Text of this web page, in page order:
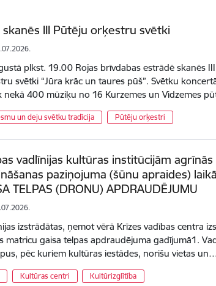
skanēs III Pūtēju orķestru svētki
plkst. 19.00 Rojas brīvdabas estrādē skanēs
svētki “Jūra krāc un taures pūš”. Svētku
nekā 400 mūziķu no 16 Kurzemes un Vidzemes
un deju svētku tradīcija Pūtēju orķestri
vadlīnijas kultūras institūcijām agrīnās
paziņojuma (šūnu apraides)
TELPAS (DRONU) APDRAUDĒJUMU
izstrādātas, ņemot vērā Krīzes vadības centra
matricu gaisa telpas apdraudējuma gadījumā1.
pēc kuriem kultūras iestādes, norišu vietas un…
Kultūras centri Kultūrizglītība